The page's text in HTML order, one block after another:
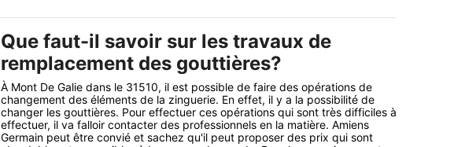
Que faut-il savoir sur les travaux de
remplacement des gouttières?
À Mont De Galie dans le 31510, il est possible de faire des opérations de
changement des éléments de la zinguerie. En effet, il y a la possibilité de
changer les gouttières. Pour effectuer ces opérations qui sont très difficiles à
effectuer, il va falloir contacter des professionnels en la matière. Amiens
Germain peut être convié et sachez qu'il peut proposer des prix qui sont